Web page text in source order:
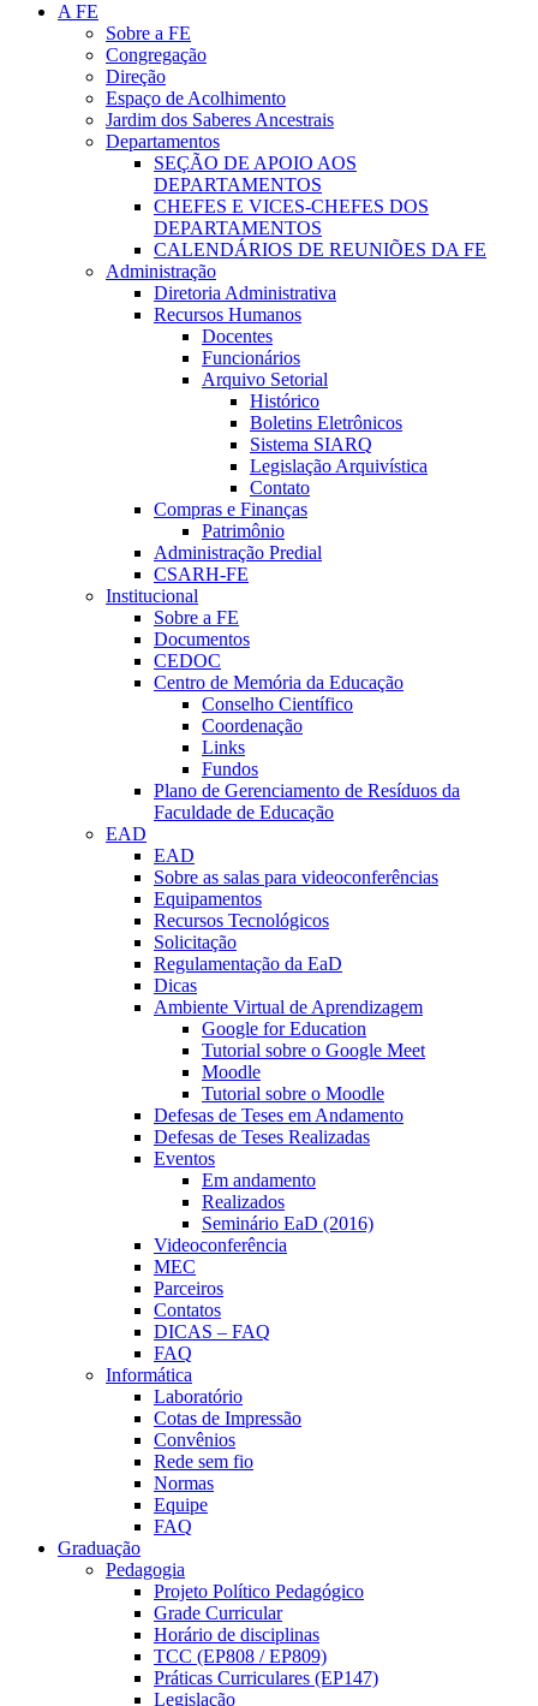
A FE
Sobre a FE
Congregação
Direção
Espaço de Acolhimento
Jardim dos Saberes Ancestrais
Departamentos
SEÇÃO DE APOIO AOS
DEPARTAMENTOS
CHEFES E VICES-CHEFES DOS
DEPARTAMENTOS
CALENDÁRIOS DE REUNIÕES DA FE
Administração
Diretoria Administrativa
Recursos Humanos
Docentes
Funcionários
Arquivo Setorial
Histórico
Boletins Eletrônicos
Sistema SIARQ
Legislação Arquivística
Contato
Compras e Finanças
Patrimônio
Administração Predial
CSARH-FE
Institucional
Sobre a FE
Documentos
CEDOC
Centro de Memória da Educação
Conselho Científico
Coordenação
Links
Fundos
Plano de Gerenciamento de Resíduos da
Faculdade de Educação
EAD
EAD
Sobre as salas para videoconferências
Equipamentos
Recursos Tecnológicos
Solicitação
Regulamentação da EaD
Dicas
Ambiente Virtual de Aprendizagem
Google for Education
Tutorial sobre o Google Meet
Moodle
Tutorial sobre o Moodle
Defesas de Teses em Andamento
Defesas de Teses Realizadas
Eventos
Em andamento
Realizados
Seminário EaD (2016)
Videoconferência
MEC
Parceiros
Contatos
DICAS – FAQ
FAQ
Informática
Laboratório
Cotas de Impressão
Convênios
Rede sem fio
Normas
Equipe
FAQ
Graduação
Pedagogia
Projeto Político Pedagógico
Grade Curricular
Horário de disciplinas
TCC (EP808 / EP809)
Práticas Curriculares (EP147)
Legislação